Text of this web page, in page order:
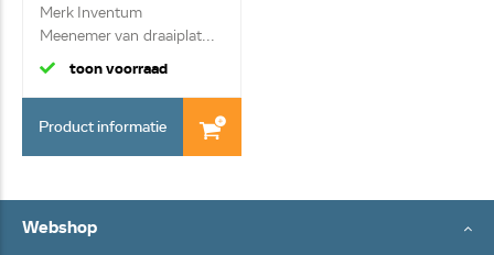
Merk Inventum
Meenemer van draaiplat...
toon voorraad
Product informatie
Webshop